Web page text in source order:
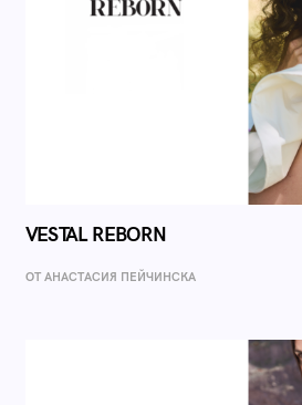
VESTAL REBORN
ОТ AНАСТАСИЯ ПЕЙЧИНСКА